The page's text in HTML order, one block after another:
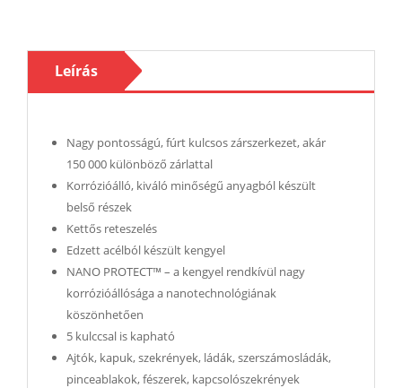
Leírás
Nagy pontosságú, fúrt kulcsos zárszerkezet, akár
150 000 különböző zárlattal
Korrózióálló, kiváló minőségű anyagból készült
belső részek
Kettős reteszelés
Edzett acélból készült kengyel
NANO PROTECT™ – a kengyel rendkívül nagy
korrózióállósága a nanotechnológiának
köszönhetően
5 kulccsal is kapható
Ajtók, kapuk, szekrények, ládák, szerszámosládák,
pinceablakok, fészerek, kapcsolószekrények